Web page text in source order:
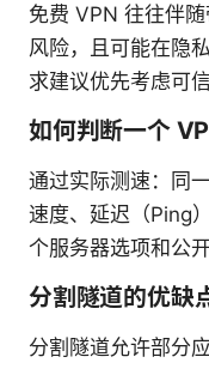
免费 VPN 往往伴
风险，且可能在隐
求建议优先考虑可
如何判断一个
通过实际测速：同
速度、延迟（Ping
个服务器选项和公
分割隧道的优缺
分割隧道允许部分